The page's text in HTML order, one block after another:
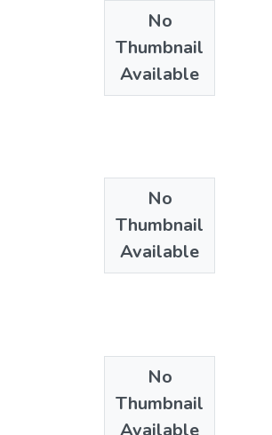
No
Thumbnail
Available
No
Thumbnail
Available
No
Thumbnail